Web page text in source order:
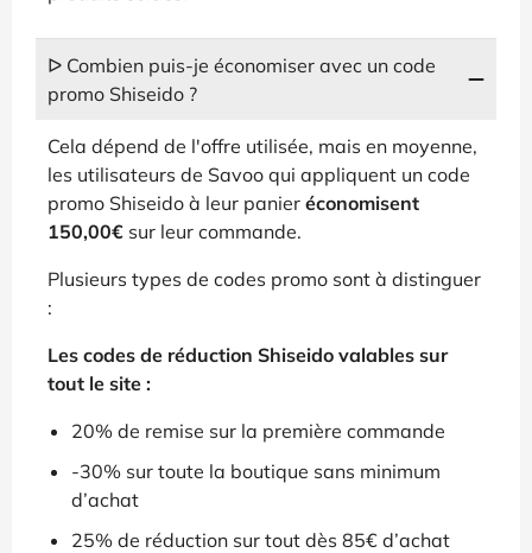
ᐅ Combien puis-je économiser avec un code
promo Shiseido ?
Cela dépend de l'offre utilisée, mais en moyenne,
les utilisateurs de Savoo qui appliquent un code
promo Shiseido à leur panier économisent
150,00€ sur leur commande.
Plusieurs types de codes promo sont à distinguer
:
Les codes de réduction Shiseido valables sur
tout le site :
20% de remise sur la première commande
-30% sur toute la boutique sans minimum
d’achat
25% de réduction sur tout dès 85€ d’achat